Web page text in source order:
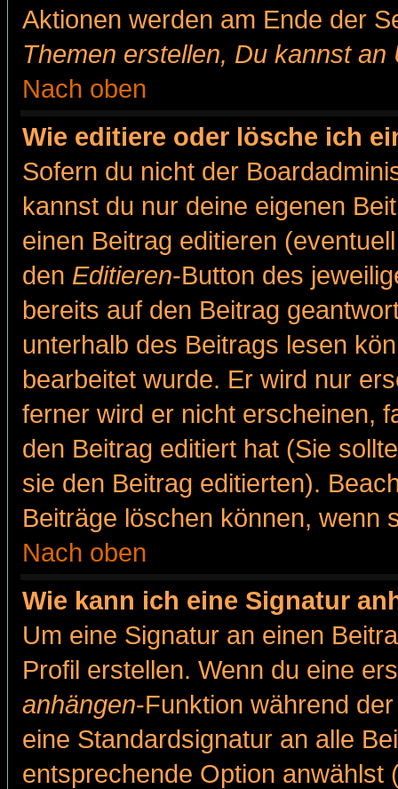
Aktionen werden am Ende der
Themen erstellen, Du kannst
Nach oben
Wie editiere oder lösche ich
Sofern du nicht der
kannst du nur deine eigenen
einen Beitrag editieren
den Editieren-Button des
bereits auf den Beitrag
unterhalb des Beitrags lesen
bearbeitet wurde. Er wird nur
ferner wird er nicht erscheinen,
den Beitrag editiert hat (Sie
sie den Beitrag editierten).
Beiträge löschen können, wenn
Nach oben
Wie kann ich eine Signatur
Um eine Signatur an einen
Profil erstellen. Wenn du eine
anhängen-Funktion während
eine Standardsignatur an alle
entsprechende Option anwählst